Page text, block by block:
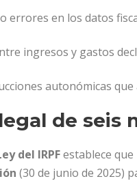
errores en los datos
ingresos y gastos
autonómicas
de seis
del IRPFestablece
(30 de junio de 2025)